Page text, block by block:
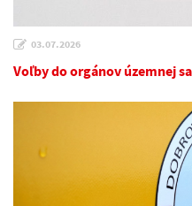
03.07.2026
Voľby do orgánov územnej